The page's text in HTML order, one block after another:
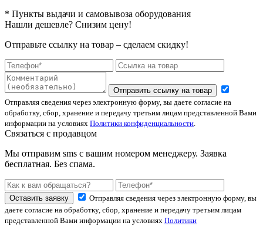
* Пункты выдачи и самовывоза оборудования
Нашли дешевле? Снизим цену!
Отправьте ссылку на товар – сделаем скидку!
Отправить ссылку на товар
Отправляя сведения через электронную форму, вы даете согласие на
обработку, сбор, хранение и передачу третьим лицам представленной Вами
информации на условиях Политики конфиденциальности.
Связаться с продавцом
Мы отправим sms с вашим номером менеджеру. Заявка
бесплатная. Без спама.
Оставить заявку
Отправляя сведения через электронную форму, вы
даете согласие на обработку, сбор, хранение и передачу третьим лицам
представленной Вами информации на условиях Политики